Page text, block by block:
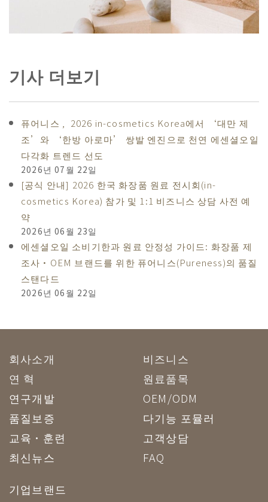
기사 더보기
퓨어니스 , 2026 in-cosmetics Korea에서 ‘대만 제
조’와 ‘한방 아로마’ 쌍발 엔진으로 천연 에센셜오일
다각화 트렌드 선도
2026년 07월 22일
[공식 안내] 2026 한국 화장품 원료 전시회(in-
cosmetics Korea) 참가 및 1:1 비즈니스 상담 사전 예
약
2026년 06월 23일
에센셜오일 소비기한과 원료 안정성 가이드: 화장품 제
조사·OEM 브랜드를 위한 퓨어니스(Pureness)의 품질
스탠다드
2026년 06월 22일
회사소개
연 혁
연구개발
품질보증
교육·훈련
최신뉴스
비즈니스
원료품목
OEM/ODM
다기능 포뮬러
고객상담
FAQ
기업브랜드